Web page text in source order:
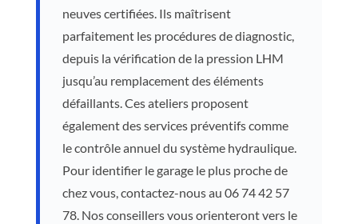
neuves certifiées. Ils maîtrisent
parfaitement les procédures de diagnostic,
depuis la vérification de la pression LHM
jusqu’au remplacement des éléments
défaillants. Ces ateliers proposent
également des services préventifs comme
le contrôle annuel du système hydraulique.
Pour identifier le garage le plus proche de
chez vous, contactez-nous au 06 74 42 57
78. Nos conseillers vous orienteront vers le